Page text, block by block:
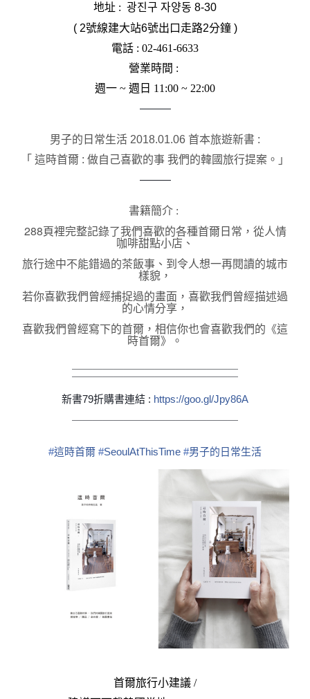
地址 : 광진구 자양동 8-30
( 2號線建大站6號出口走路2分鐘 )
電話 : 02-461-6633
營業時間 :
週一 ~ 週日 11:00 ~ 22:00
———
男子的日常生活 2018.01.06 首本旅遊新書 :
「 這時首爾 : 做自己喜歡的事 我們的韓國旅行提案 。」
———
書籍簡介 :
288頁裡完整記錄了我們喜歡的各種首爾日常， 從人情
咖啡甜點小店、
旅行途中不能錯過的茶飯事、到令人想一再閱讀的城市
樣貌，
若你喜歡我們曾經捕捉過的畫面，喜歡我們曾經描述過
的心情分享，
喜歡我們曾經寫下的首爾，相信你也會喜歡我們的《這
時首爾》。
新書79折購書連結 : https://goo.gl/Jpy86A
#這時首爾 #SeoulAtThisTime #男子的日常生活
首爾旅行小建議 /